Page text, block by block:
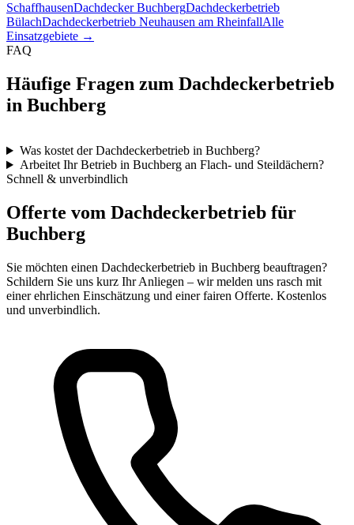
SchaffhausenDachdecker BuchbergDachdeckerbetrieb
BülachDachdeckerbetrieb Neuhausen am RheinfallAlle
Einsatzgebiete →
FAQ
Häufige Fragen zum Dachdeckerbetrieb
in Buchberg
Was kostet der Dachdeckerbetrieb in Buchberg?
Arbeitet Ihr Betrieb in Buchberg an Flach- und Steildächern?
Schnell & unverbindlich
Offerte vom Dachdeckerbetrieb für
Buchberg
Sie möchten einen Dachdeckerbetrieb in Buchberg beauftragen?
Schildern Sie uns kurz Ihr Anliegen – wir melden uns rasch mit
einer ehrlichen Einschätzung und einer fairen Offerte. Kostenlos
und unverbindlich.